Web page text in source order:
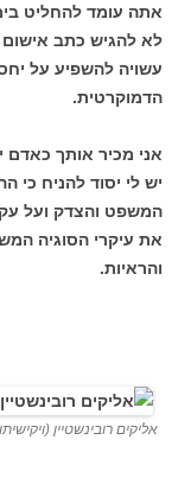
אתה עומד להחליט
לא להגיש כתב אישום
עשויה להשפיע על
הדמוקרטית.
אני מכיר אותך כאדם
יש לי יסוד להניח
המשפט והצדק ועל
את עיקרי הסוגיה
והראיות.
אליקים רובינשטיין